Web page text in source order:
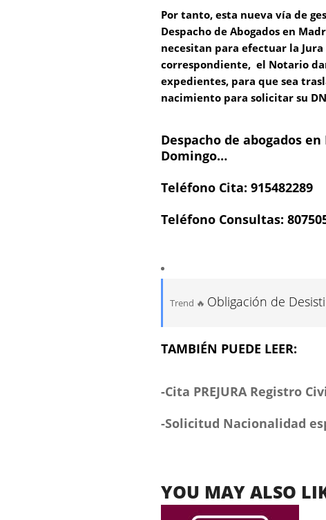
Por tanto, esta nueva vía de
Despacho de Abogados en
necesitan para efectuar la Jura
correspondiente, el Notario
expedientes, para que sea
nacimiento para solicitar su
Despacho de abogados
Domingo…
Teléfono Cita: 915482289
Teléfono Consultas:
Trend 🔥 Obligación de
TAMBIÉN PUEDE LEER:
-Cita PREJURA Registro
-Solicitud Nacionalidad
YOU MAY ALSO